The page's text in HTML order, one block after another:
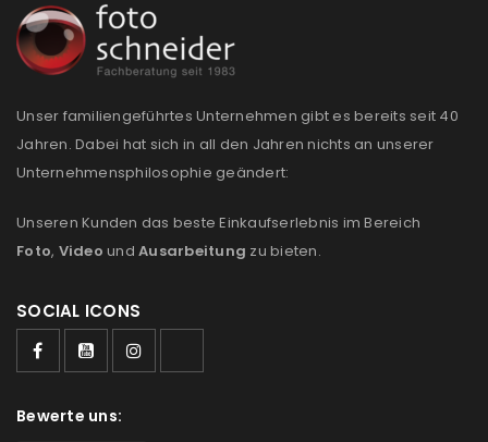
Unser familiengeführtes Unternehmen gibt es bereits seit 40
Jahren. Dabei hat sich in all den Jahren nichts an unserer
Unternehmensphilosophie geändert:
Unseren Kunden das beste Einkaufserlebnis im Bereich
Foto, Video und Ausarbeitung zu bieten.
SOCIAL ICONS
Bewerte uns: